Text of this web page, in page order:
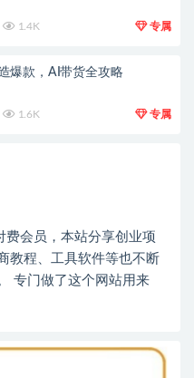
1.4K 专属
爆款，AI带货全攻略
1.6K 专属
会员，本站分享创业项
教程、工具软件等也不断
专门做了这个网站用来